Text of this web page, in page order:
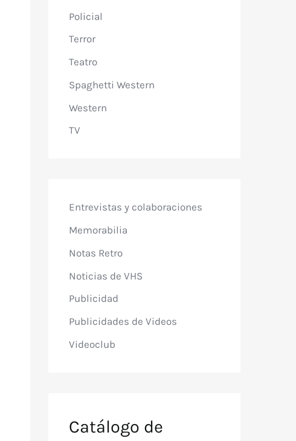
Policial
Terror
Teatro
Spaghetti Western
Western
TV
Entrevistas y colaboraciones
Memorabilia
Notas Retro
Noticias de VHS
Publicidad
Publicidades de Videos
Videoclub
Catálogo de